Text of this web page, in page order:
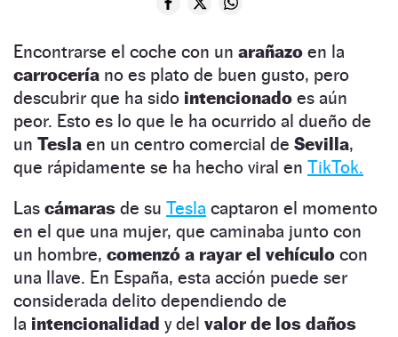
Encontrarse el coche con un arañazo en la
carrocería no es plato de buen gusto, pero
descubrir que ha sido intencionado es aún
peor. Esto es lo que le ha ocurrido al dueño de
un Tesla en un centro comercial de Sevilla,
que rápidamente se ha hecho viral en TikTok.
Las cámaras de su Tesla captaron el momento
en el que una mujer, que caminaba junto con
un hombre, comenzó a rayar el vehículo con
una llave. En España, esta acción puede ser
considerada delito dependiendo de
la intencionalidad y del valor de los daños